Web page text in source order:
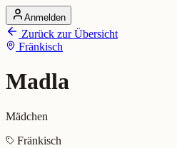
Startseite
Alle Dialekte
Dialekte vergleichen
Dialekt-Karte
Ranking
Madla (Fränkisch)
Anmelden
Zurück zur Übersicht
Fränkisch
Madla
Mädchen
Fränkisch